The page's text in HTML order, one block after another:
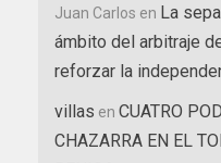
Juan Carlos en La
ámbito del arbitraje
reforzar la
villas en CUATRO
CHAZARRA EN EL